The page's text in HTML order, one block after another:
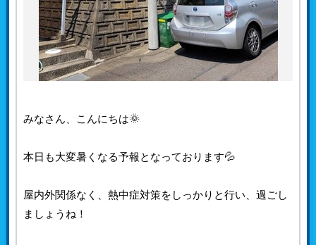
みなさん、こんにちは🌞
本日も大変暑くなる予報となっております💦
屋内外関係なく、熱中症対策をしっかりと行い、過ごし
ましょうね！